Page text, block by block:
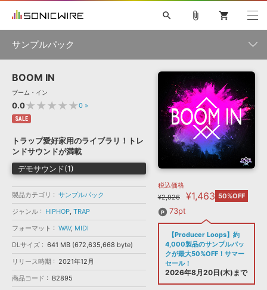
ソフト音源 »
プラグイン・エフェクト »
サンプルパック »
ソフトウェア／ツール »
DAW »
効果音 »
特集 »
ニュースレター »
SONICWIREブログ »
製品サポート情報 »
DTMガイド »
FAQ »
お問い合わせ »
音楽カード
楽曲配信流通サービス
無償のサウンド管理ソフト
search
初音ミク NT 巡音ルカ V4X
MEIKO V3
KAITO V3
SPITFIRE AUDIO
VIENNA
EZ DRUMMER 3
ライセンスフリーBGM
ボーカル抜き出し
DUBSTEP
ELECTRONICA
EDM TRANCE MUTANT
ROUTER.FM
ソフト音源 プラグイン・エフェクト
ソフトウェア／ツール 効果音
attach_file shopping_cart
サンプルパック
製品一覧
メーカー
フォーマット
ランキング
BOOM IN
ブーム・イン
0.0★★★★★0 »
SALE
トラップ愛好家用のライブラリ！トレ
ンドサウンドが満載
デモサウンド(1)
製品カテゴリ
サンプルパック
ジャンル
HIPHOP, TRAP
フォーマット
WAV, MIDI
DLサイズ
641 MB (672,635,668 byte)
リリース時期
2021年12月
商品コード
B2895
税込価格
¥2,926
¥1,463 50%OFF
73pt
【Producer Loops】約
4,000製品のサンプルパッ
クが最大50%OFF！サマー
セール！
2026年8月20日(木)まで